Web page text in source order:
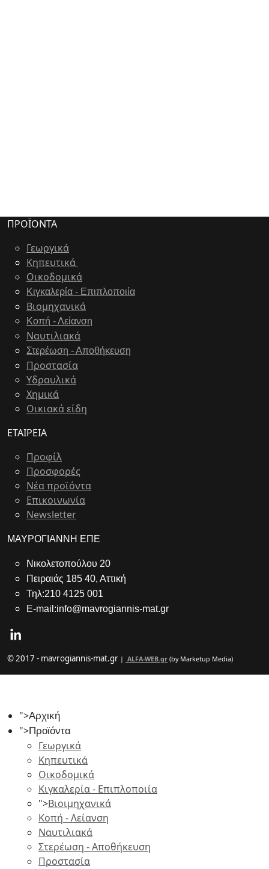
ΠΡΟΪΟΝΤΑ
Γεωργικά
Κηπευτικά
Οικοδομικά
Κιγκαλερία - Επιπλοποιία
Bιομηχανικά
Κοπή - Λείανση
Ναυτιλιακά
Στερέωση - Αποθήκευση
Προστασία
Υδραυλικά
Χημικά
Οικιακά είδη
ΕΤΑΙΡΕΙΑ
Προφίλ
Προσφορές
Νέα προϊόντα
Επικοινωνία
Newsletter
ΜΑΥΡΟΓΙΑΝΝΗ ΕΠΕ
Νικολετοπούλου 20
Πειραιάς 185 40, Αττική
Τηλ:210 4125 001
E-mail:info@mavrogiannis-mat.gr
© 2017 - mavrogiannis-mat.gr | ALFA-WEB.gr (by Marketup Media)
">Αρχική
">Προϊόντα
Γεωργικά
Κηπευτικά
Οικοδομικά
Κιγκαλερία - Επιπλοποιία
">Βιοιμηχανικά
Κοπή - Λείανση
Ναυτιλιακά
Στερέωση - Αποθήκευση
Προστασία